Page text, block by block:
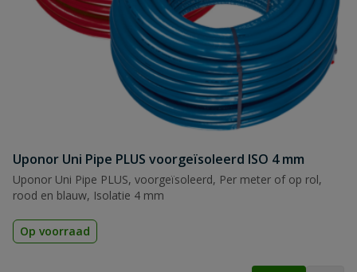
Uponor Uni Pipe PLUS voorgeïsoleerd ISO 4 mm
Uponor Uni Pipe PLUS, voorgeïsoleerd, Per meter of op rol,
rood en blauw, Isolatie 4 mm
Op voorraad